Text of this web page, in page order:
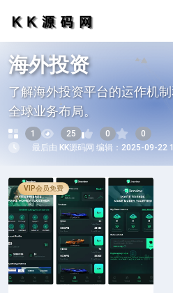
海外投资
了解海外投资平台的运作机
全球业务布局。
1 25 0
0
最后由 KK源码网 编辑：2025-09-22
VIP会员免费